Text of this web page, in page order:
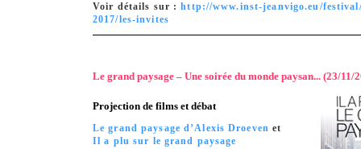
Voir détails sur :http://www.inst-jeanvigo.eu/
2017/les-invites
Le grand paysage – Une soirée du monde paysan... (23/11/
Projection de films et débat
Le grand paysage d’Alexis Droeven et
Il a plu sur le grand paysage